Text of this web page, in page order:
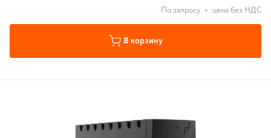
По запросу • цена без НДС
В корзину